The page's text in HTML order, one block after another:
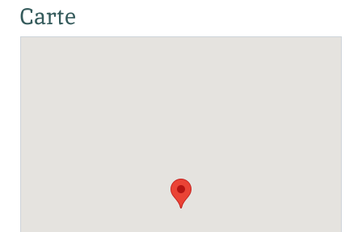
Carte